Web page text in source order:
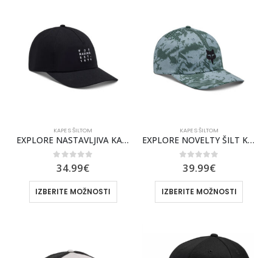
KAPE S ŠILTOM
EXPLORE NASTAVLJIVA KAPA S ŠILTOM FOX [BLK] OS
0out of 5
34.99€
IZBERITE MOŽNOSTI
KAPE S ŠILTOM
EXPLORE NOVELTY ŠILT KAPA FOX [GMTL]
0out of 5
39.99€
IZBERITE MOŽNOSTI